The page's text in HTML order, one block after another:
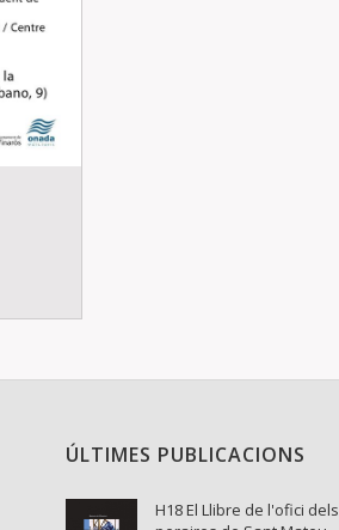
ÚLTIMES PUBLICACIONS
H18 El Llibre de l'ofici dels